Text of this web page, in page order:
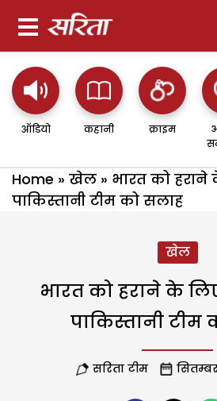
ऑडियो कहानी क्राइम
Home » खेल » भारत को
पाकिस्तानी टीम को सलाह
खेल
भारत को हराने के
पाकिस्तानी टीम
सरिता टीम